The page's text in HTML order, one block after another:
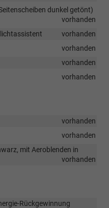
dunkel getönt)
vorhanden
vorhanden
vorhanden
vorhanden
vorhanden
vorhanden
vorhanden
mit Aeroblenden in
vorhanden
Rückgewinnung